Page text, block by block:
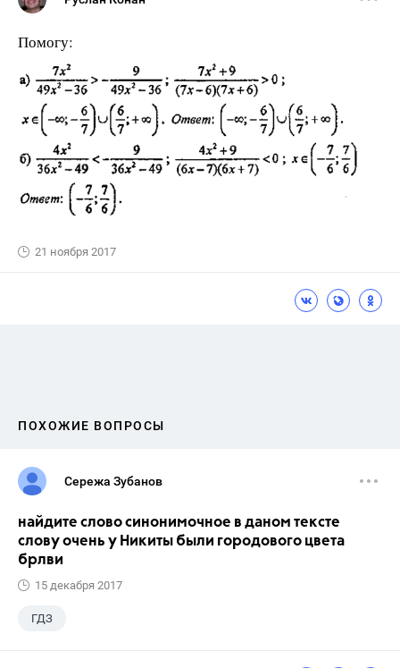
Помогу:
21 ноября 2017
ПОХОЖИЕ ВОПРОСЫ
Сережа Зубанов
найдите слово синонимочное в даном тексте
слову очень у Никиты были городового цвета
брлви
15 декабря 2017
ГДЗ